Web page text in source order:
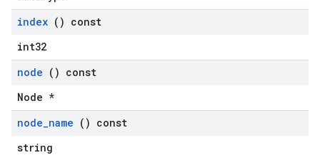
index () const
int32
node () const
Node *
node_name () const
string